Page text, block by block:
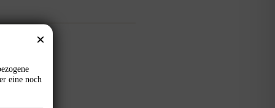
28. Juni 2026
eine noch